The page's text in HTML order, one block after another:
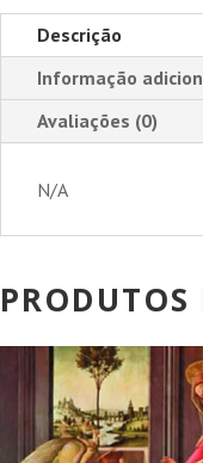
Descrição
Informação
Avaliações (0)
N/A
PROMOÇÃO!